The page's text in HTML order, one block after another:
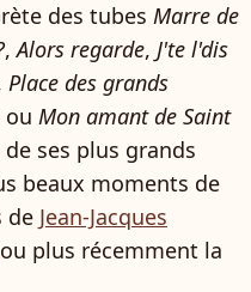
des tubes Marre de
,Alors regarde, J'te l'dis
Place des grands
ou Mon amant de Saint
ses plus grands
beaux moments de
de Jean-Jacques
ou plus récemment la